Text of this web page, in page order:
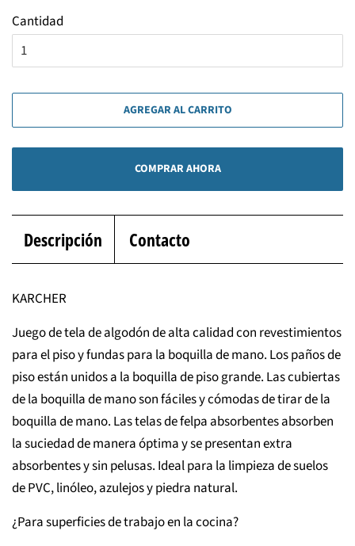
Cantidad
AGREGAR AL CARRITO
COMPRAR AHORA
Descripción Contacto
KARCHER
Juego de tela de algodón de alta calidad con revestimientos
para el piso y fundas para la boquilla de mano. Los paños de
piso están unidos a la boquilla de piso grande. Las cubiertas
de la boquilla de mano son fáciles y cómodas de tirar de la
boquilla de mano. Las telas de felpa absorbentes absorben
la suciedad de manera óptima y se presentan extra
absorbentes y sin pelusas. Ideal para la limpieza de suelos
de PVC, linóleo, azulejos y piedra natural.
¿Para superficies de trabajo en la cocina?